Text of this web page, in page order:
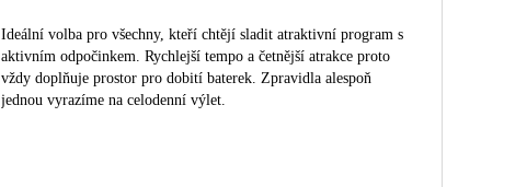
Ideální volba pro všechny, kteří chtějí sladit atraktivní program s
aktivním odpočinkem. Rychlejší tempo a četnější atrakce proto
vždy doplňuje prostor pro dobití baterek. Zpravidla alespoň
jednou vyrazíme na celodenní výlet.